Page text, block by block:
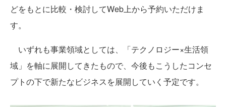
どをもとに比較・検討してWeb上から予約いただけま
す。
いずれも事業領域としては、「テクノロジー×生活領
域」を軸に展開してきたもので、今後もこうしたコンセ
プトの下で新たなビジネスを展開していく予定です。